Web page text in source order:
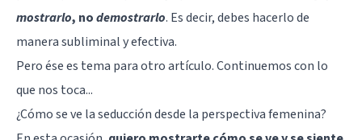
mostrarlo, nodemostrarlo. Es decir, debes hacerlo de
manera subliminal y efectiva.
Pero ése es tema para otro artículo. Continuemos con lo
que nos toca...
¿Cómo se ve la seducción desde la perspectiva femenina?